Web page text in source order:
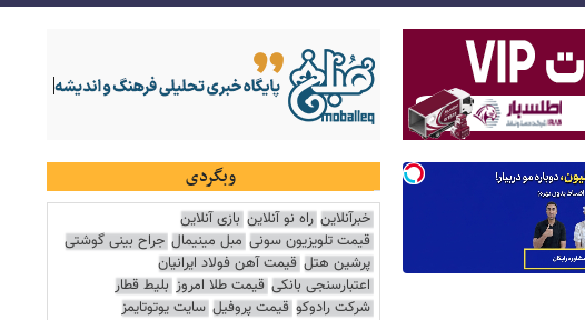
وبگردی
خبرآنلاین راه نو آنلاین بازی آنلاین
قیمت تلویزیون سونی مبل مینیمال جراح بینی گوشتی
پرشین هتل قیمت آهن فولاد ایرانیان
اعتبارسنجی بانکی قیمت طلا امروز بلیط قطار
شرکت رادوکو قیمت پروفیل سایت یوتوتایمز